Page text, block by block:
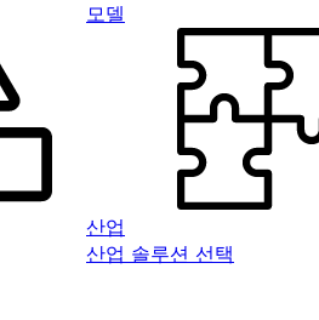
모델
산업
산업 솔루션 선택